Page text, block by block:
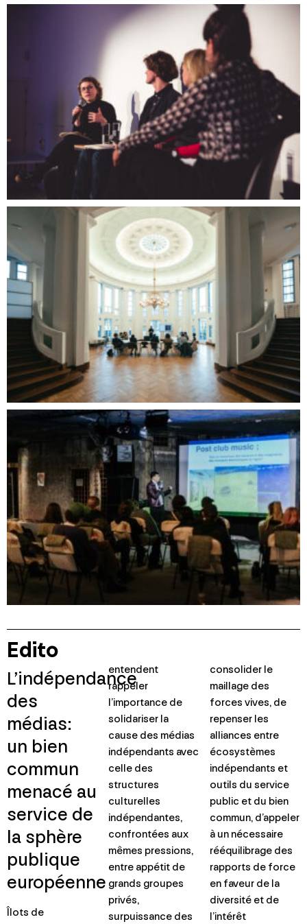
Edito
L’indépendance
des
médias:
un bien
commun
menacé au
service de
la sphère
publique
européenne
Îlots de
entendent
rappeler
l’importance de
solidariser la
cause des médias
indépendants avec
celle des
structures
culturelles
indépendantes,
confrontées aux
mêmes pressions,
entre appétit de
grands groupes
privés,
surpuissance des
consolider le
maillage des
forces vives, de
repenser les
alliances entre
écosystèmes
indépendants et
outils du service
public et du bien
commun, d’appeler
à un nécessaire
rééquilibrage des
rapports de force
en faveur de la
diversité et de
l’intérêt